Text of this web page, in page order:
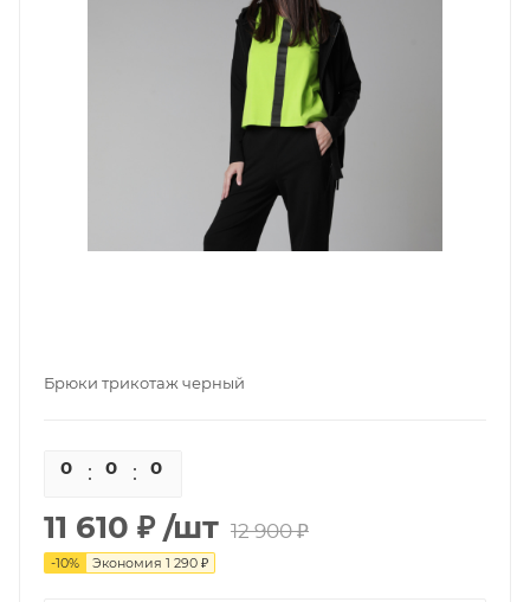
Брюки трикотаж черный
0 0 0
11 610 ₽ /шт 12 900 ₽
-10% Экономия 1 290 ₽